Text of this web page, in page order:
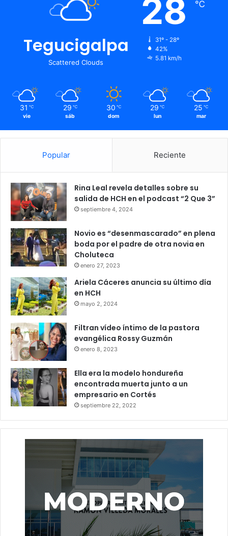
Tegucigalpa
Scattered Clouds
28 ℃
31º - 28º
42%
5.81 km/h
31 ℃
vie
29 ℃
sáb
30 ℃
dom
29 ℃
lun
25 ℃
mar
Popular Reciente
Rina Leal revela detalles sobre su
salida de HCH en el podcast “2 Que 3”
septiembre 4, 2024
Novio es “desenmascarado” en plena
boda por el padre de otra novia en
Choluteca
enero 27, 2023
Ariela Cáceres anuncia su último día
en HCH
mayo 2, 2024
Filtran vídeo íntimo de la pastora
evangélica Rossy Guzmán
enero 8, 2023
Ella era la modelo hondureña
encontrada muerta junto a un
empresario en Cortés
septiembre 22, 2022